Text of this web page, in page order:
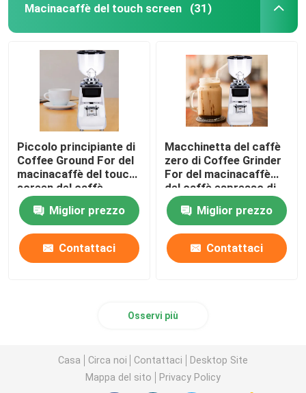
Macinacaffè del touch screen (31)
Piccolo principiante di
Coffee Ground For del
macinacaffè del touch
screen del caffè
espresso del livello di
entrataMiglior prezzo
Contattaci
Macchinetta del caffè
zero di Coffee Grinder
For del macinacaffè
del caffè espresso di
conservazione
Miglior prezzo
Contattaci
Osservi più
Casa Circa noi Contattaci
Desktop Site
Mappa del sito
Privacy Policy